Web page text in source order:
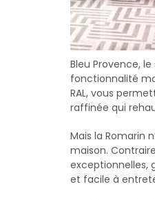
Bleu Provence,
fonctionnalité
RAL, vous
raffinée qui
Mais la Romarin
maison.
exceptionnelles,
et facile à